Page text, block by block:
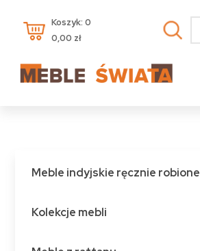
Koszyk: 0
0,00 zł
Meble indyjskie ręcznie robione
Kolekcje mebli